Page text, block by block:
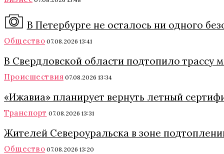
В Петербурге не осталось ни одного
Общество 07.08.2026 13:41
В Свердловской области подтопило
Происшествия 07.08.2026 13:34
«Ижавиа» планирует вернуть летный
Транспорт 07.08.2026 13:31
Жителей Североуральска в зоне
Общество 07.08.2026 13:20